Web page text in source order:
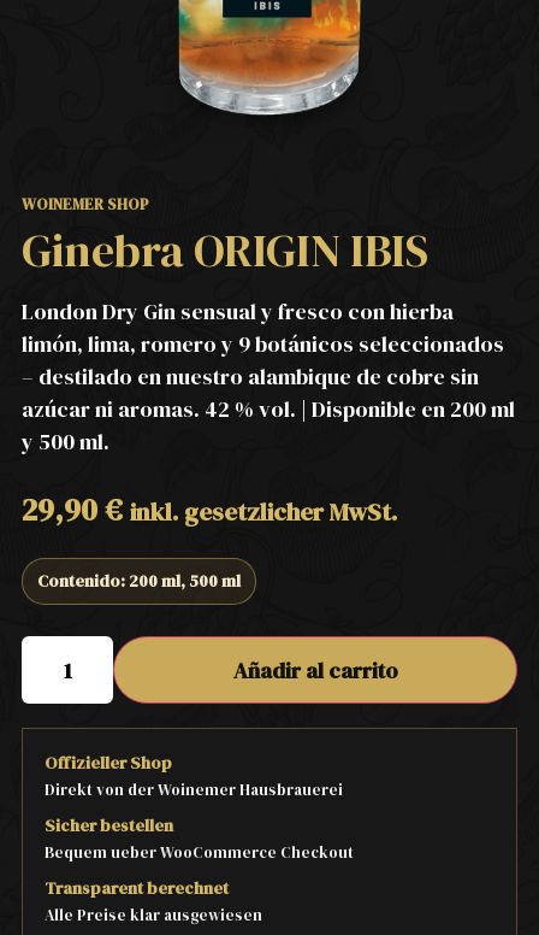
WOINEMER SHOP
Ginebra ORIGIN IBIS
London Dry Gin sensual y fresco con hierba
limón, lima, romero y 9 botánicos seleccionados
– destilado en nuestro alambique de cobre sin
azúcar ni aromas. 42 % vol. | Disponible en 200 ml
y 500 ml.
29,90€ inkl. gesetzlicher MwSt.
Contenido: 200 ml, 500 ml
Añadir al carrito
Offizieller Shop
Direkt von der Woinemer Hausbrauerei
Sicher bestellen
Bequem ueber WooCommerce Checkout
Transparent berechnet
Alle Preise klar ausgewiesen